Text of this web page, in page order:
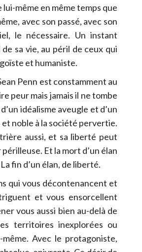
même en même temps que
avec son passé, avec son
le nécessaire. Un instant
sa vie, au péril de ceux qui
et humaniste.
Penn est constamment au
peur mais jamais il ne tombe
idéalisme aveugle et d’un
noble à la société pervertie.
aussi, et sa liberté peut
Et la mort d’un élan
fin d’un élan, de liberté.
qui vous décontenancent et
et vous ensorcellent
vous aussi bien au-delà de
territoires inexplorées ou
Avec le protagoniste,